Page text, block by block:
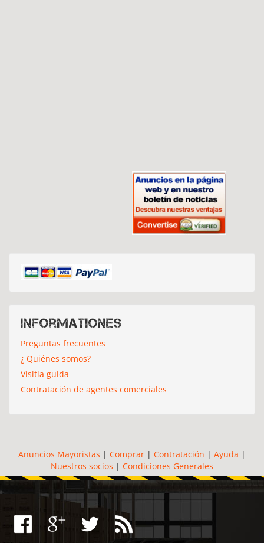
Informationes
Preguntas frecuentes
¿ Quiénes somos?
Visitia guida
Contratación de agentes comerciales
Anuncios Mayoristas | Comprar | Contratación | Ayuda |
Nuestros socios | Condiciones Generales